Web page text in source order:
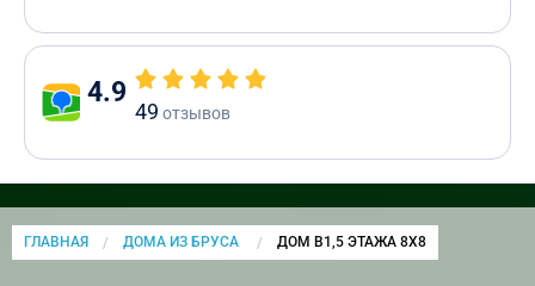
4.9
49 отзывов
ГЛАВНАЯ ДОМА ИЗ БРУСА CURRENT:
ДОМ В1,5 ЭТАЖА 8Х8